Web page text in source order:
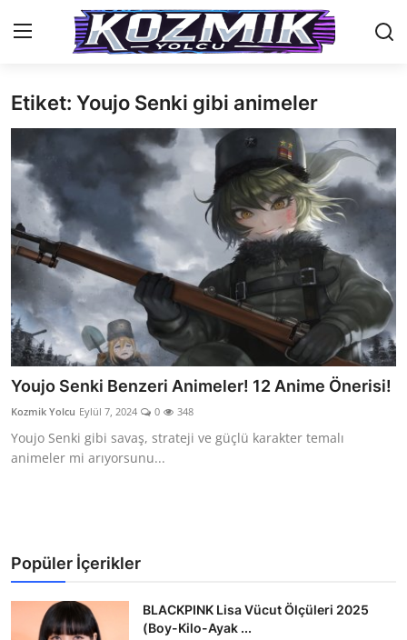
Anasayfa
İletişim
Genel
Anime Önerileri
Kore Dünyası
Anime Karakterleri
Anime
Dizi & Film
Testler
Etiket: Youjo Senki gibi animeler
Youjo Senki Benzeri Animeler! 12 Anime Önerisi!
Kozmik Yolcu Eylül 7, 2024 0 348
Youjo Senki gibi savaş, strateji ve güçlü karakter temalı
animeler mi arıyorsunu...
Popüler İçerikler
BLACKPINK Lisa Vücut Ölçüleri 2025
(Boy-Kilo-Ayak ...